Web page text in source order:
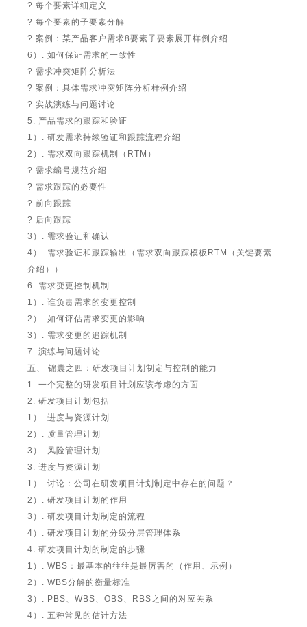
? 每个要素详细定义
? 每个要素的子要素分解
? 案例：某产品客户需求8要素子要素展开样例介绍
6）. 如何保证需求的一致性
? 需求冲突矩阵分析法
? 案例：具体需求冲突矩阵分析样例介绍
? 实战演练与问题讨论
5. 产品需求的跟踪和验证
1）. 研发需求持续验证和跟踪流程介绍
2）. 需求双向跟踪机制（RTM）
? 需求编号规范介绍
? 需求跟踪的必要性
? 前向跟踪
? 后向跟踪
3）. 需求验证和确认
4）. 需求验证和跟踪输出（需求双向跟踪模板RTM（关键要素
介绍））
6. 需求变更控制机制
1）. 谁负责需求的变更控制
2）. 如何评估需求变更的影响
3）. 需求变更的追踪机制
7. 演练与问题讨论
五、 锦囊之四：研发项目计划制定与控制的能力
1. 一个完整的研发项目计划应该考虑的方面
2. 研发项目计划包括
1）. 进度与资源计划
2）. 质量管理计划
3）. 风险管理计划
3. 进度与资源计划
1）. 讨论：公司在研发项目计划制定中存在的问题？
2）. 研发项目计划的作用
3）. 研发项目计划制定的流程
4）. 研发项目计划的分级分层管理体系
4. 研发项目计划的制定的步骤
1）. WBS：最基本的往往是最厉害的（作用、示例）
2）. WBS分解的衡量标准
3）. PBS、WBS、OBS、RBS之间的对应关系
4）. 五种常见的估计方法